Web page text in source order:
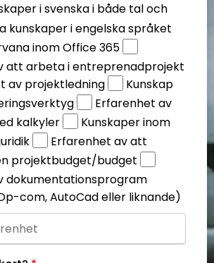
i svenska i både tal och
kunskaper i engelska språket
inom Office 365
att arbeta i entreprenadprojekt
av projektledning
Kunskap
Erfarenhet av
kalkyler
Kunskaper inom
Erfarenhet av att
projektbudget/budget
dokumentationsprogram
com, AutoCad eller liknande)